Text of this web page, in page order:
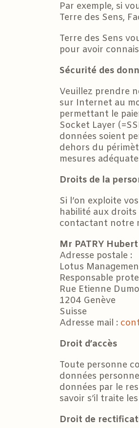
Par exemple, si
Terre des Sens,
Terre des Sens
pour avoir
Sécurité des
Veuillez prendre
sur Internet au
permettant le
Socket Layer
données soient
dehors du
mesures
Droits de la
Si l’on exploite
habilité aux
contactant notre
Mr PATRY Hubert
Adresse postale :
Lotus
Responsable
Rue Etienne
1204 Genève
Suisse
Adresse mail :
Droit d’accès
Toute personne
données
données par le
savoir s’il traite
Droit de